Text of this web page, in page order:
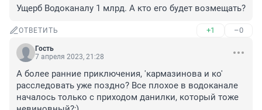
Ущерб Водоканалу 1 млрд. А кто его будет возмещать?
ОТВЕТИТЬ +1 –0
Гость
7 апреля 2023, 21:28
А более ранние приключения, 'кармазинова и ко'
расследовать уже поздно? Все плохое в водоканале
началось только с приходом данилки, который тоже